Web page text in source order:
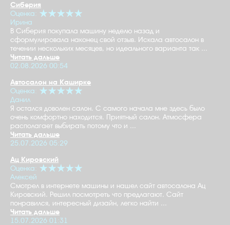
Сиберия
Оценка:
Ирина
В Сиберия покупала машину неделю назад и
сформулировала наконец свой отзыв. Искала автосалон в
течении нескольких месяцев, но идеального варианта так ...
Читать дальше
02.08.2026 00:54
Автосалон на Каширке
Оценка:
Данил
Я остался доволен салон. С самого начала мне здесь было
очень комфортно находится. Приятный салон. Атмосфера
располагает выбирать потому что и ...
Читать дальше
25.07.2026 05:29
Ац Кировский
Оценка:
Алексей
Смотрел в интернете машины и нашел сайт автосалона Ац
Кировский. Решил посмотреть что предлагают. Сайт
понравился, интересный дизайн, легко найти ...
Читать дальше
15.07.2026 01:31